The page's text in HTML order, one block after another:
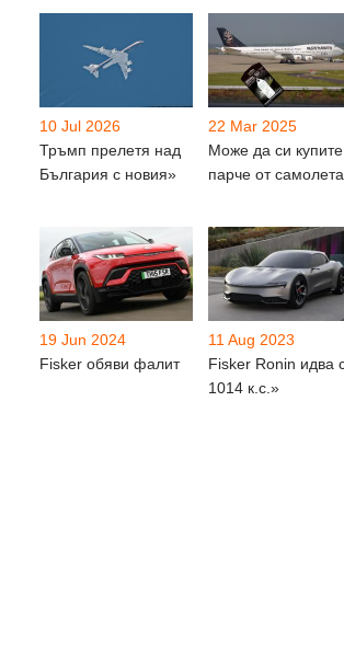
10 Jul 2026
Тръмп прелетя над
България с новия»
22 Mar 2025
Може да си купите
парче от
19 Jun 2024
Fisker обяви фалит
11 Aug 2023
Fisker Ronin идва
1014 к.с.»